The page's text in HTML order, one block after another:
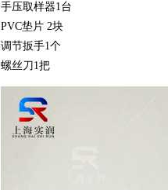
手压取样器1台
PVC垫片 2块
调节扳手1个
螺丝刀1把